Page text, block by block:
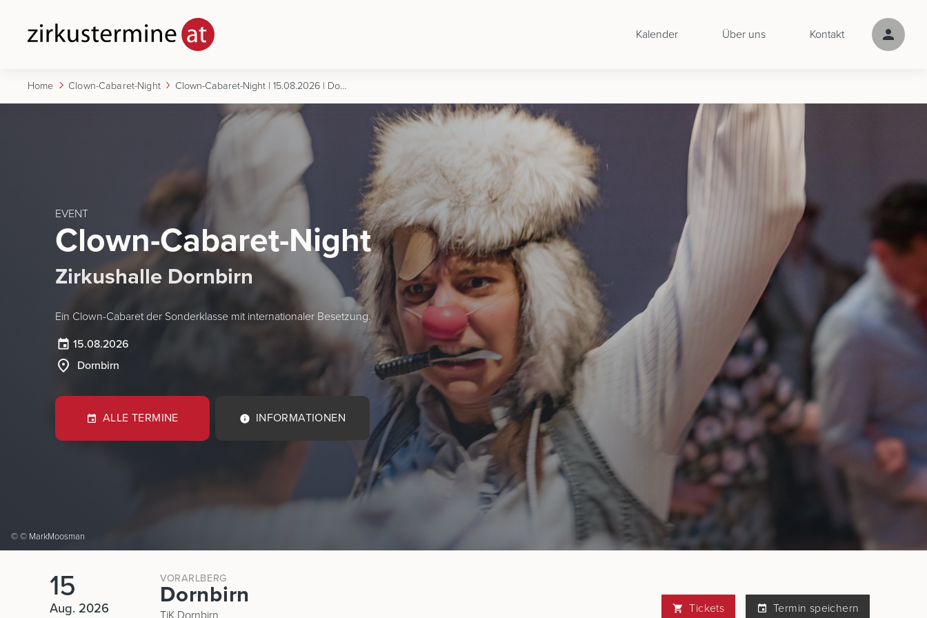
Kalender Über uns Kontakt
Home Clown-Cabaret-Night Clown-Cabaret-Night | 15.08.2026 | Dornbirn
© © MarkMoosman
EVENT
Clown-Cabaret-Night
Zirkushalle Dornbirn
Ein Clown-Cabaret der Sonderklasse mit internationaler Besetzung.
15.08.2026
Dornbirn
ALLE TERMINE INFORMATIONEN
15
Aug. 2026
VORARLBERG
Dornbirn
TiK Dornbirn
Tickets Termin speichern